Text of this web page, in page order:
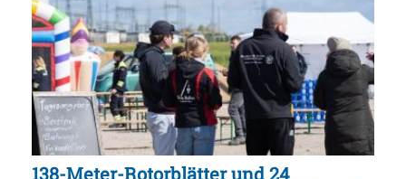
138-Meter-Rotorblätter und 24